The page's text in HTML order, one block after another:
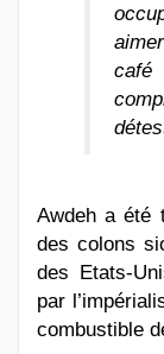
Awdeh a été
des colons
des Etats-
par
combustible